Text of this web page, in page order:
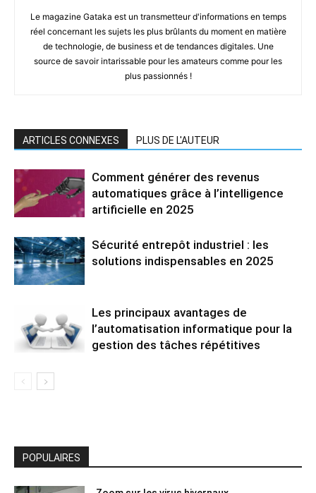
Le magazine Gataka est un transmetteur d'informations en temps
réel concernant les sujets les plus brûlants du moment en matière
de technologie, de business et de tendances digitales. Une
source de savoir intarissable pour les amateurs comme pour les
plus passionnés !
ARTICLES CONNEXES PLUS DE L'AUTEUR
Comment générer des revenus
automatiques grâce à l’intelligence
artificielle en 2025
Sécurité entrepôt industriel : les
solutions indispensables en 2025
Les principaux avantages de
l’automatisation informatique pour la
gestion des tâches répétitives
POPULAIRES